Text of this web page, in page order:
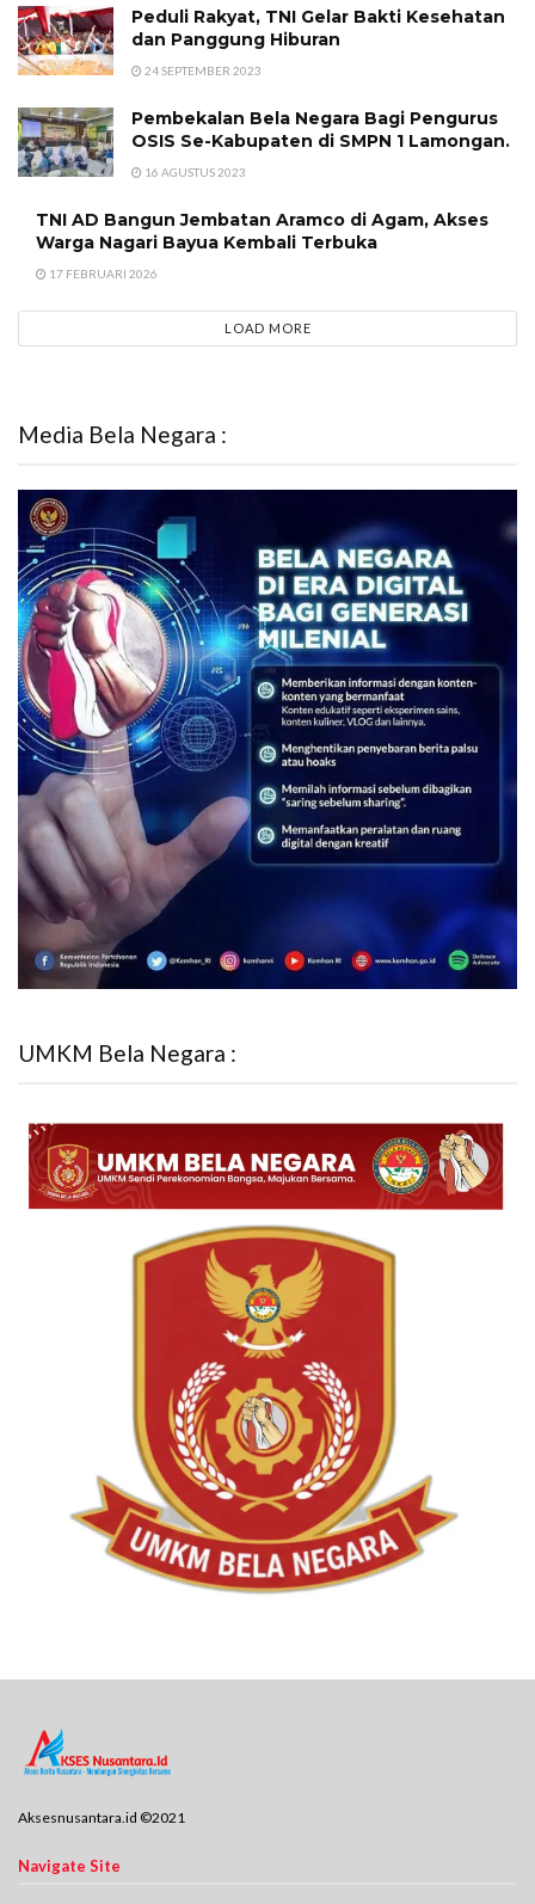
Peduli Rakyat, TNI Gelar Bakti Kesehatan
dan Panggung Hiburan
24 SEPTEMBER 2023
Pembekalan Bela Negara Bagi Pengurus
OSIS Se-Kabupaten di SMPN 1 Lamongan.
16 AGUSTUS 2023
TNI AD Bangun Jembatan Aramco di Agam, Akses
Warga Nagari Bayua Kembali Terbuka
17 FEBRUARI 2026
LOAD MORE
Media Bela Negara :
UMKM Bela Negara :
Aksesnusantara.id ©2021
Navigate Site